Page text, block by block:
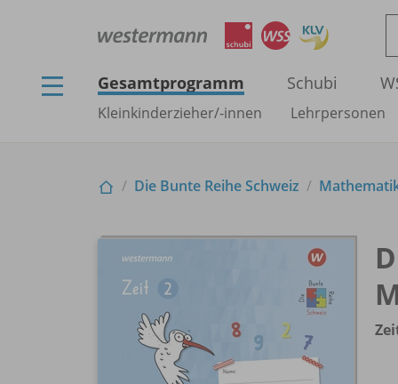
Gesamtprogramm Schubi
Kleinkinderzieher/-innen Lehrpersonen
Die Bunte Reihe Schweiz